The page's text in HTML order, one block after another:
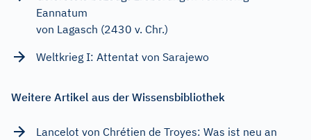
Eannatum
von Lagasch (2430 v. Chr.)
Weltkrieg I: Attentat von Sarajewo
Weitere Artikel aus der Wissensbibliothek
Lancelot von Chrétien de Troyes: Was ist neu an